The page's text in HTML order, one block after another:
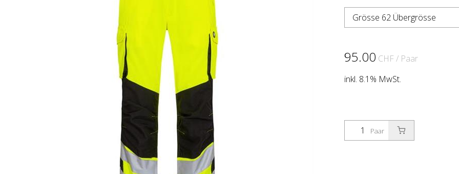
Grösse 62 Übergrösse
95.00 CHF / Paar
inkl. 8.1% MwSt.
Paar